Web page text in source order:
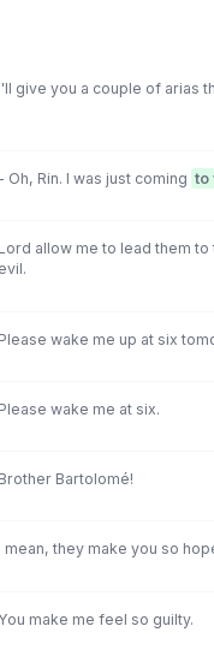
I'll give you a couple of arias
- Oh, Rin. I was just coming to
Lord allow me to lead them
evil.
Please wake me up at six
Please wake me at six.
Brother Bartolomé!
I mean, they make you so
You make me feel so guilty.